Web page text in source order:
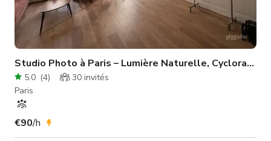
Studio Photo à Paris – Lumière Naturelle, Cyclorama & Production Complète
5.0 (4) 30 invités
Paris
€90/h